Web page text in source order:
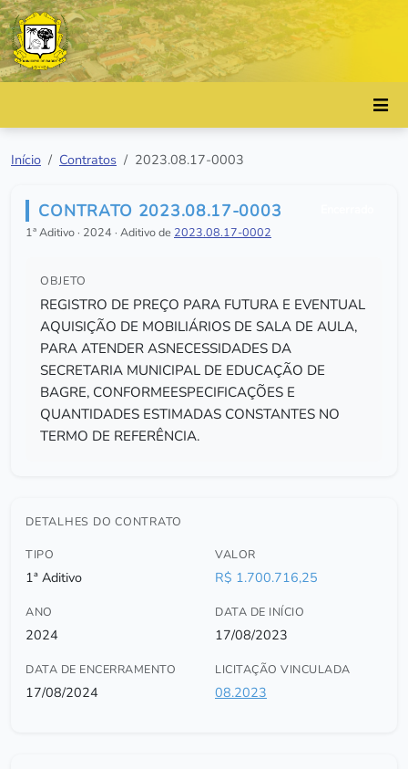
Início Contratos 2023.08.17-0003
CONTRATO 2023.08.17-0003
1ª Aditivo · 2024 · Aditivo de 2023.08.17-0002
OBJETO
REGISTRO DE PREÇO PARA FUTURA E EVENTUAL
AQUISIÇÃO DE MOBILIÁRIOS DE SALA DE AULA,
PARA ATENDER ASNECESSIDADES DA
SECRETARIA MUNICIPAL DE EDUCAÇÃO DE
BAGRE, CONFORMEESPECIFICAÇÕES E
QUANTIDADES ESTIMADAS CONSTANTES NO
TERMO DE REFERÊNCIA.
DETALHES DO CONTRATO
TIPO
1ª Aditivo
VALOR
R$ 1.700.716,25
ANO
2024
DATA DE INÍCIO
17/08/2023
DATA DE ENCERRAMENTO
17/08/2024
LICITAÇÃO VINCULADA
08.2023